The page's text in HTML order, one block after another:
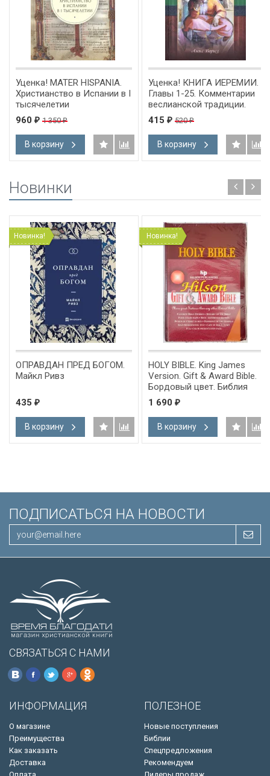
Уценка! MATER HISPANIA.
Христианство в Испании в I
тысячелетии
960 ₽ 1 350₽
В корзину
Уценка! КНИГА ИЕРЕМИИ.
Главы 1-25. Комментарии
веслианской традиции.
Алекс Воргез
415 ₽ 520₽
В корзину
Новинки
Новинка!
ОПРАВДАН ПРЕД БОГОМ.
Майкл Ривз
435 ₽
В корзину
Новинка!
HOLY BIBLE. King James
Version. Gift & Award Bible.
Бордовый цвет. Библия
Короля Иакова на
английском языке.
Словарь, карты, закладка,
подарочная вкладка, слова
Иисуса выделены красным
1 690 ₽
В корзину
ПОДПИСАТЬСЯ НА НОВОСТИ
СВЯЗАТЬСЯ С НАМИ
ИНФОРМАЦИЯ
О магазине
Преимущества
Как заказать
Доставка
ПОЛЕЗНОЕ
Новые поступления
Библии
Спецпредложения
Рекомендуем